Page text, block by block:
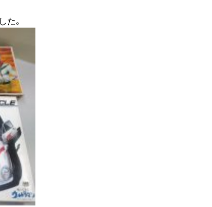
た｡